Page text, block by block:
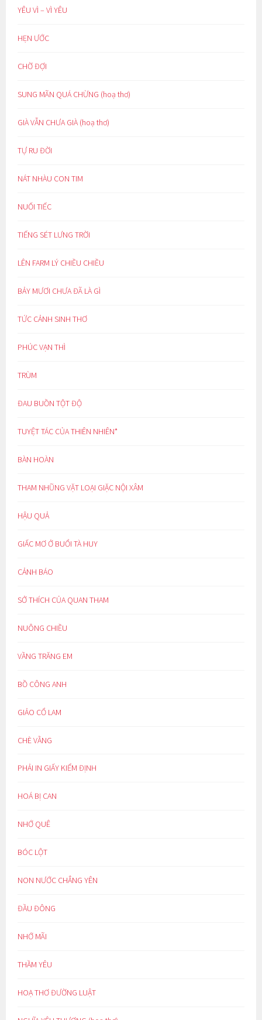
YÊU VÌ – VÌ YÊU
HẸN ƯỚC
CHỜ ĐỢI
SUNG MÃN QUÁ CHỪNG (hoạ thơ)
GIÀ VẪN CHƯA GIÀ (hoạ thơ)
TỰ RU ĐỜI
NÁT NHÀU CON TIM
NUỐI TIẾC
TIẾNG SÉT LƯNG TRỜI
LÊN FARM LÝ CHIỀU CHIỀU
BẢY MƯƠI CHƯA ĐÃ LÀ GÌ
TỨC CẢNH SINH THƠ
PHÚC VẠN THÌ
TRÙM
ĐAU BUỒN TỘT ĐỘ
TUYỆT TÁC CỦA THIÊN NHIÊN*
BÀN HOÀN
THAM NHŨNG VẶT LOẠI GIẶC NỘI XÂM
HẬU QUẢ
GIẤC MƠ Ở BUỔI TÀ HUY
CẢNH BÁO
SỞ THÍCH CỦA QUAN THAM
NUÔNG CHIỀU
VẦNG TRĂNG EM
BỒ CÔNG ANH
GIẢO CỔ LAM
CHÈ VẰNG
PHẢI IN GIẤY KIỂM ĐỊNH
HOÁ BỊ CAN
NHỚ QUÊ
BÓC LỘT
NON NƯỚC CHẲNG YÊN
ĐẦU ĐÔNG
NHỚ MÃI
THẦM YÊU
HOẠ THƠ ĐƯỜNG LUẬT